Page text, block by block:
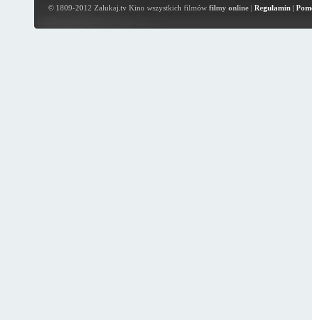
© 1809-2012 Zalukaj.tv Kino wszystkich filmów filmy online| Regulamin|